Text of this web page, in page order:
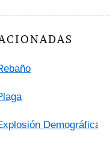
Demográfica